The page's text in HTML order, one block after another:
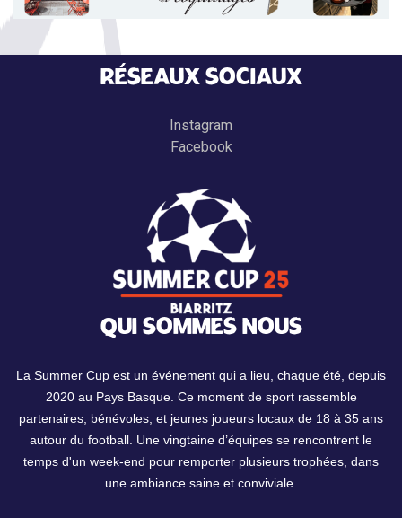
RÉSEAUX SOCIAUX
Instagram
Facebook
QUI SOMMES NOUS
La Summer Cup est un événement qui a lieu, chaque été, depuis
2020 au Pays Basque. Ce moment de sport rassemble
partenaires, bénévoles, et jeunes joueurs locaux de 18 à 35 ans
autour du football. Une vingtaine d’équipes se rencontrent le
temps d'un week-end pour remporter plusieurs trophées, dans
une ambiance saine et conviviale.